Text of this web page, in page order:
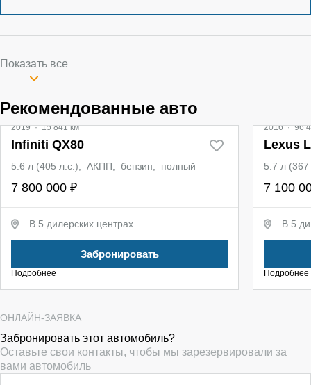
Показать все
Рекомендованные авто
2019·15 841 км
Infiniti QX80
5.6 л (405 л.с.), АКПП, бензин, полный
7 800 000 ₽
В 5 дилерских центрах
Забронировать
Подробнее
2016·96
Lexus
5.7 л
7 100
В 5
Подробнее
ОНЛАЙН-ЗАЯВКА
Забронировать этот автомобиль?
Оставьте свои контакты, чтобы мы зарезервировали за
вами автомобиль